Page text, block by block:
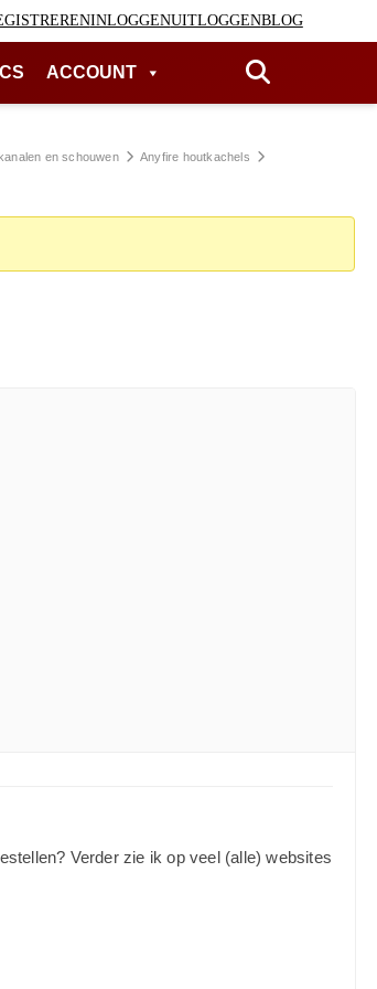
INLOGGENUITLOGGENBLOG
ACCOUNT
en schouwen Anyfire houtkachels
Verder zie ik op veel (alle) websites